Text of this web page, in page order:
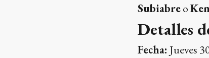
Subiabreo
Detalles
Fecha: Jueves